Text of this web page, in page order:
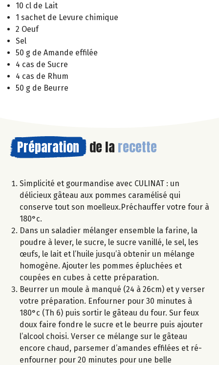
10 cl de Lait
1 sachet de Levure chimique
2 Oeuf
Sel
50 g de Amande effilée
4 cas de Sucre
4 cas de Rhum
50 g de Beurre
Préparation de la recette
Simplicité et gourmandise avec CULINAT : un
délicieux gâteau aux pommes caramélisé qui
conserve tout son moelleux.Préchauffer votre four à
180°c.
Dans un saladier mélanger ensemble la farine, la
poudre à lever, le sucre, le sucre vanillé, le sel, les
œufs, le lait et l’huile jusqu’à obtenir un mélange
homogène. Ajouter les pommes épluchées et
coupées en cubes à cette préparation.
Beurrer un moule à manqué (24 à 26cm) et y verser
votre préparation. Enfourner pour 30 minutes à
180°c (Th 6) puis sortir le gâteau du four. Sur feux
doux faire fondre le sucre et le beurre puis ajouter
l’alcool choisi. Verser ce mélange sur le gâteau
encore chaud, parsemer d’amandes effilées et ré-
enfourner pour 20 minutes pour une belle